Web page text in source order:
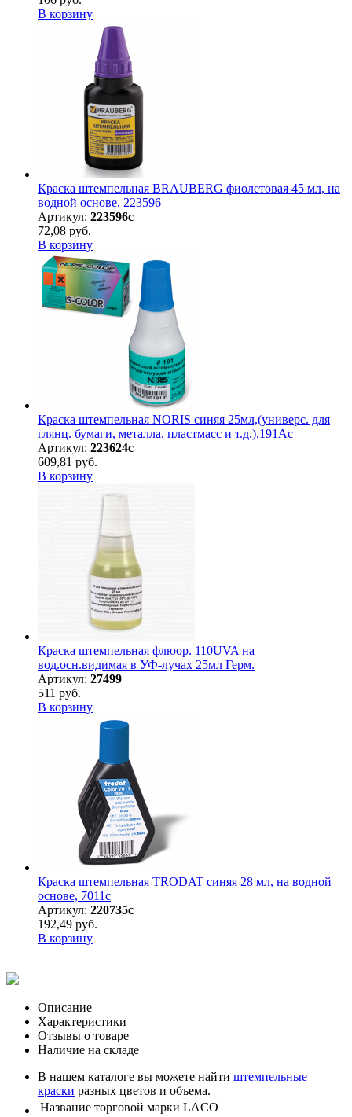
В корзину
Краска штемпельная BRAUBERG фиолетовая 45 мл, на
водной основе, 223596
Артикул: 223596с
72,08 руб.
В корзину
Краска штемпельная NORIS синяя 25мл,(универс. для
глянц. бумаги, металла, пластмасс и т.д.),191Ас
Артикул: 223624с
609,81 руб.
В корзину
Краска штемпельная флюор. 110UVA на
вод.осн.видимая в УФ-лучах 25мл Герм.
Артикул: 27499
511 руб.
В корзину
Краска штемпельная TRODAT синяя 28 мл, на водной
основе, 7011с
Артикул: 220735с
192,49 руб.
В корзину
Описание
Характеристики
Отзывы о товаре
Наличие на складе
В нашем каталоге вы можете найти штемпельные
краски разных цветов и объема.
Название торговой марки LACO